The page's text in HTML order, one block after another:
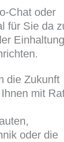
Chat oder
für Sie da
Einhaltung
die Zukunft
mit
oder die